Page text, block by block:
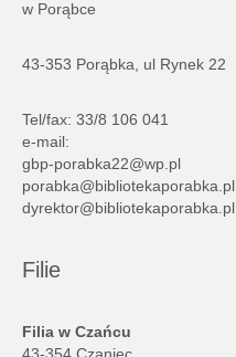
w Porąbce
43-353 Porąbka, ul Rynek 22
Tel/fax: 33/8 106 041
e-mail:
gbp-porabka22@wp.pl
porabka@bibliotekaporabka.pl
dyrektor@bibliotekaporabka.pl
Filie
Filia w Czańcu